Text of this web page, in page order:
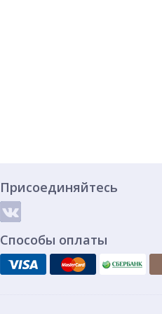
Присоединяйтесь
Способы оплаты